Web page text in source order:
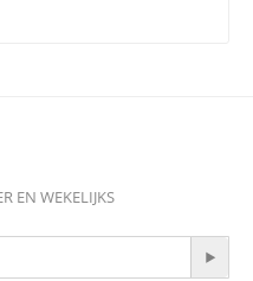
EN WEKELIJKS